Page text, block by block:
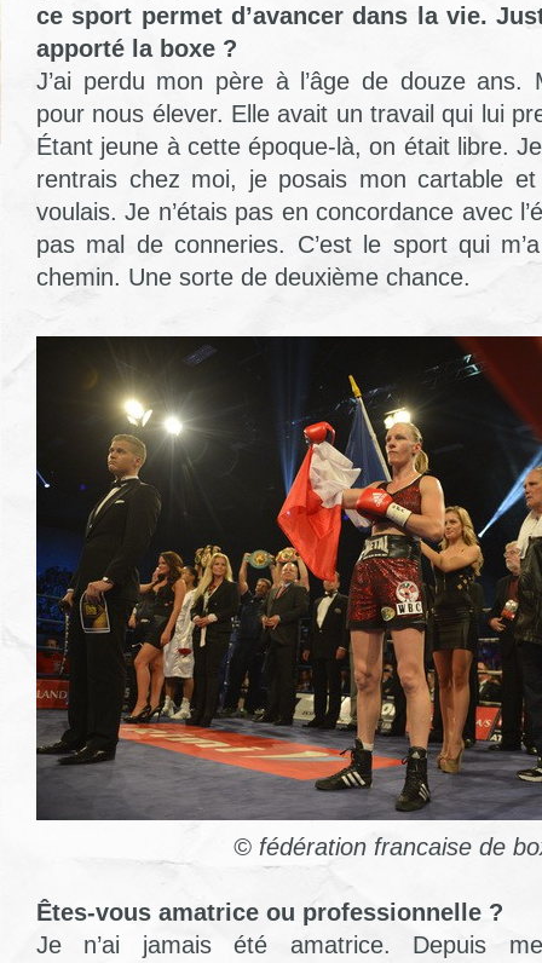
ce sport permet d’avancer dans la vie.
apporté la boxe ?
J’ai perdu mon père à l’âge de douze ans.
pour nous élever. Elle avait un travail qui lui
Étant jeune à cette époque-là, on était libre.
rentrais chez moi, je posais mon cartable
voulais. Je n’étais pas en concordance avec
pas mal de conneries. C’est le sport qui
chemin. Une sorte de deuxième chance.
© fédération francaise de
Êtes-vous amatrice ou professionnelle ?
Je n’ai jamais été amatrice. Depuis